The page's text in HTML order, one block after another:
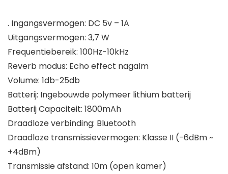
. Ingangsvermogen: DC 5v – 1A
Uitgangsvermogen: 3,7 W
Frequentiebereik: 100Hz-10kHz
Reverb modus: Echo effect nagalm
Volume: 1db-25db
Batterij: Ingebouwde polymeer lithium batterij
Batterij Capaciteit: 1800mAh
Draadloze verbinding: Bluetooth
Draadloze transmissievermogen: Klasse II (-6dBm ~
+4dBm)
Transmissie afstand: 10m (open kamer)